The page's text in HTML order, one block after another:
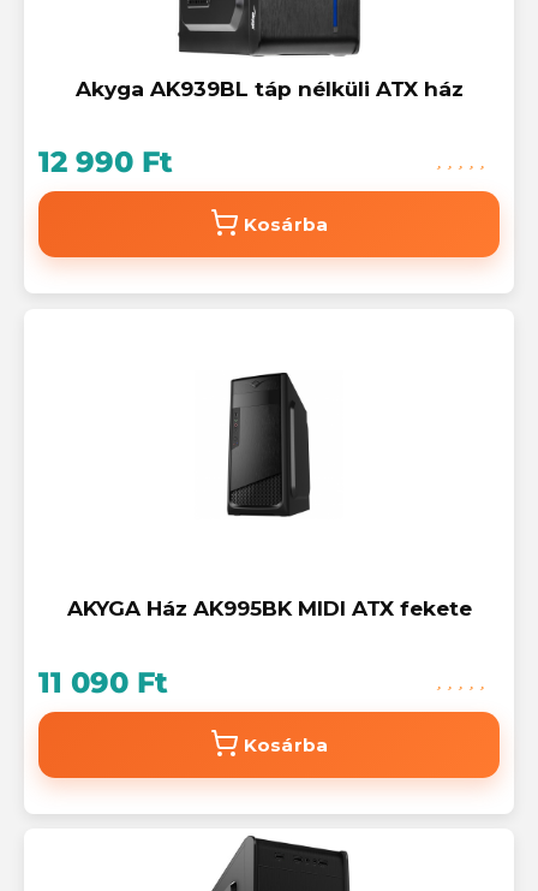
Akyga AK939BL táp nélküli ATX ház
12 990 Ft
Kosárba
AKYGA Ház AK995BK MIDI ATX fekete
11 090 Ft
Kosárba